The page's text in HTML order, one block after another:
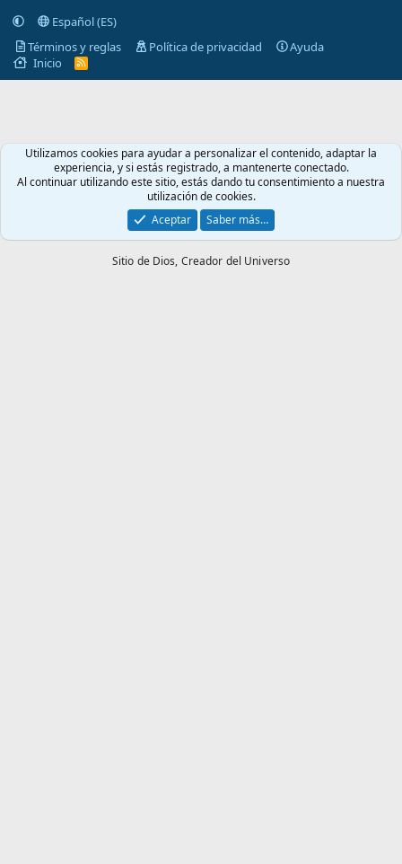
Español (ES)
Términos y reglas
Política de privacidad
Ayuda
Inicio
R
S
Utilizamos cookies para ayudar a personalizar el contenido, adaptar la
experiencia, y si estás registrado, a mantenerte conectado.
Al continuar utilizando este sitio, estás dando tu consentimiento a nuestra
utilización de cookies.
Aceptar
Saber más…
Sitio de Dios, Creador del Universo